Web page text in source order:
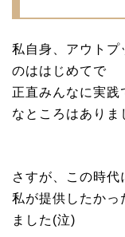
私自身、アウトプ
のははじめてで
正直みんなに実
なところはありま
さすが、この時代
私が提供したかっ
ました(泣)